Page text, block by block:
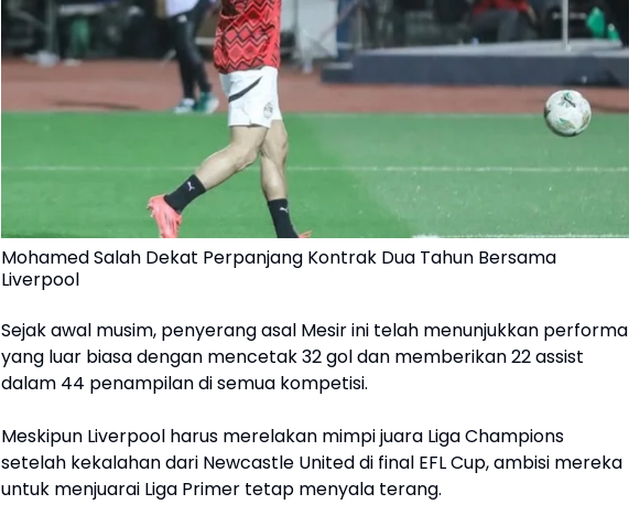
Mohamed Salah Dekat Perpanjang Kontrak Dua Tahun Bersama
Liverpool
Sejak awal musim, penyerang asal Mesir ini telah menunjukkan performa
yang luar biasa dengan mencetak 32 gol dan memberikan 22 assist
dalam 44 penampilan di semua kompetisi.
Meskipun Liverpool harus merelakan mimpi juara Liga Champions
setelah kekalahan dari Newcastle United di final EFL Cup, ambisi mereka
untuk menjuarai Liga Primer tetap menyala terang.